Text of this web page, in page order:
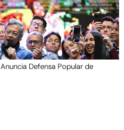
Defensa Popular de